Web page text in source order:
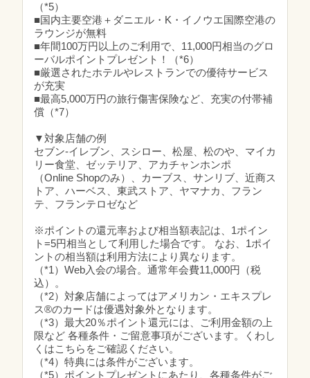
（*5）
■国内主要空港＋ダニエル・K・イノウエ国際空港の
ラウンジが無料
■年間100万円以上のご利用で、11,000円相当のグロ
ーバルポイントプレゼント！（*6）
■厳選されたホテルやレストランでの優待サービス
が充実
■最高5,000万円の旅行傷害保険など、充実の付帯補
償（*7）
▼対象店舗の例
セブン-イレブン、スシロー、松屋、松のや、マイカ
リー食堂、ゼッテリア、アカチャンホンポ
（Online Shopのみ）、カーブス、サンリブ、近商ス
トア、ハーベス、東武ストア、ヤマナカ、フラン
テ、フランテロゼなど
※ポイントの還元率および相当額表記は、1ポイン
ト=5円相当として利用した場合です。 なお、1ポイ
ントの相当額は利用方法により異なります。
（*1）Web入会の場合。通常年会費11,000円（税
込）。
（*2）対象店舗によってはアメリカン・エキスプレ
ス®のカードは優遇対象外となります。
（*3）最大20％ポイント還元には、ご利用金額の上
限など 各種条件・ご留意事項がございます。くわし
くはこちらをご確認ください。
（*4）特典には条件がございます。
（*5）ポイントプレゼントにあたり、各種条件がご